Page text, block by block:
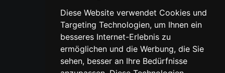
Diese Website verwendet Cookies und
Targeting Technologien, um Ihnen ein
besseres Internet-Erlebnis zu
ermöglichen und die Werbung, die Sie
sehen, besser an Ihre Bedürfnisse